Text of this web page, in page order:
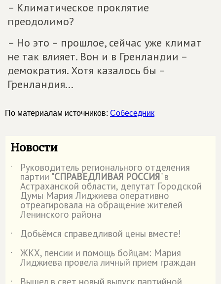
– Климатическое проклятие
преодолимо?
– Но это – прошлое, сейчас уже климат
не так влияет. Вон и в Гренландии –
демократия. Хотя казалось бы –
Гренландия...
По материалам источников: Собеседник
Новости
˙ Руководитель регионального отделения
партии "СПРАВЕДЛИВАЯ РОССИЯ" в
Астраханской области, депутат Городской
Думы Мария Лиджиева оперативно
отреагировала на обращение жителей
Ленинского района
˙
Добьёмся справедливой цены вместе!
˙
ЖКХ, пенсии и помощь бойцам: Мария
Лиджиева провела личный прием граждан
Вышел в свет новый выпуск партийной